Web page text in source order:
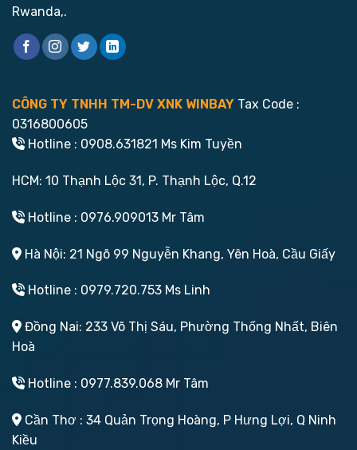
Rwanda,.
CÔNG TY TNHH TM-DV XNK WINBAY Tax Code :
0316800605
Hotline : 0908.631821 Ms Kim Tuyền
HCM: 10 Thạnh Lộc 31, P. Thạnh Lộc, Q.12
Hotline : 0976.909013 Mr Tâm
Hà Nội: 21 Ngõ 99 Nguyễn Khang, Yên Hoà, Cầu Giấy
Hotline : 0979.720.753 Ms Linh
Đồng Nai: 233 Võ Thị Sáu, Phường Thống Nhất, Biên
Hoà
Hotline : 0977.839.068 Mr Tâm
Cần Thơ : 34 Quản Trọng Hoàng, P Hưng Lợi, Q Ninh
Kiều